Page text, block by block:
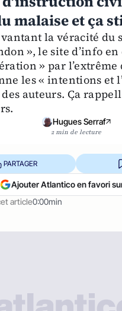
malaise et ça
la véracité du
», le site d’info
» par
les « intentions et
auteurs. Ça
Hugues Serraf
2 min de lecture
article0:00min
PARTAGER
Ajouter Atlantico en favori